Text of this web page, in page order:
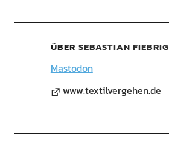
ÜBER SEBASTIAN FIEBRIG
Mastodon
www.textilvergehen.de